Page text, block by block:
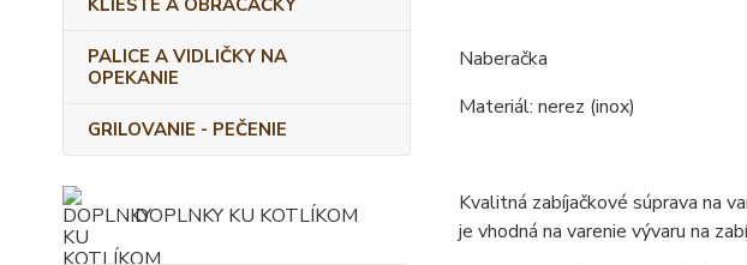
KLIEŠTE A OBRACAČKY
PALICE A VIDLIČKY NA
OPEKANIE
GRILOVANIE - PEČENIE
DOPLNKY KU KOTLÍKOM
Naberačka
Materiál: nerez (inox)
Kvalitná zabíjačkové súprava na
je vhodná na varenie vývaru na